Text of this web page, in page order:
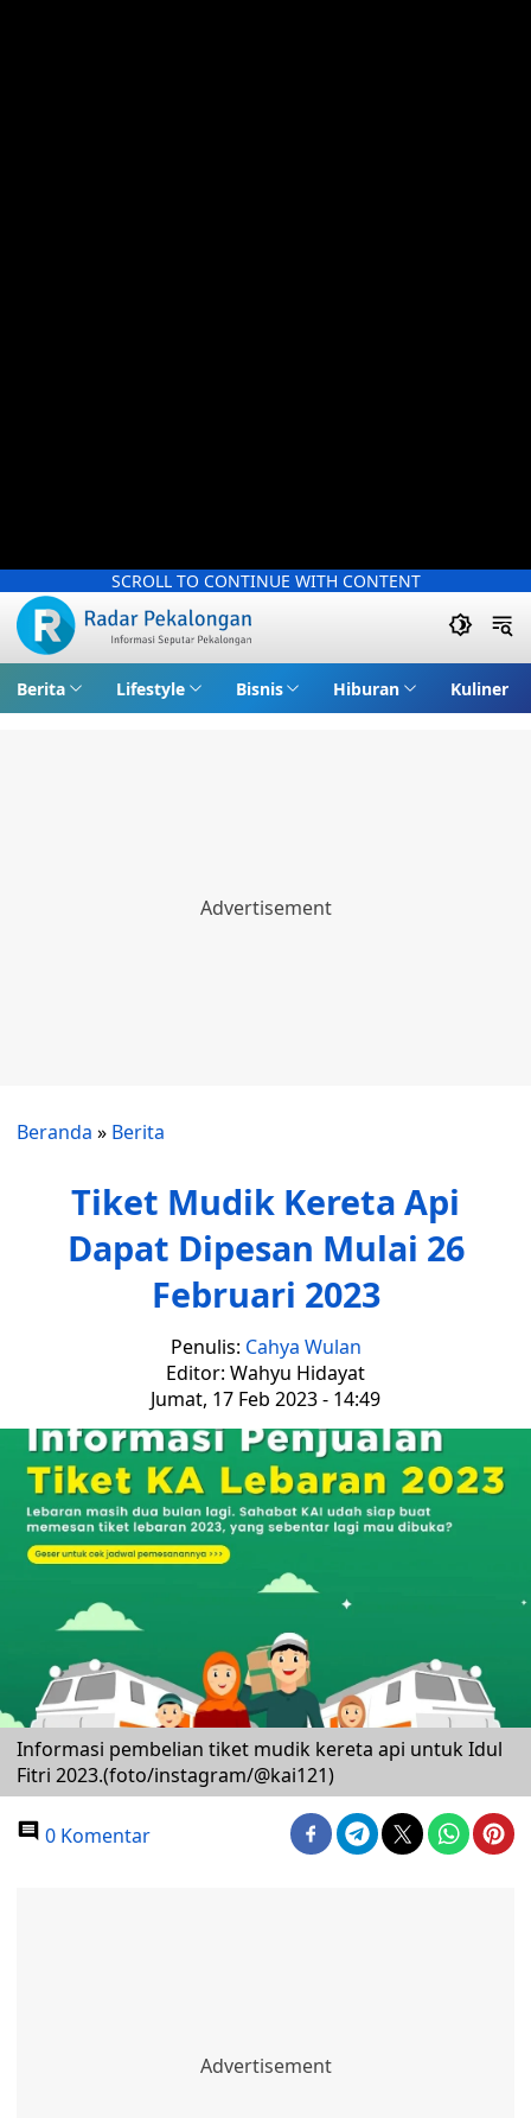
SCROLL TO CONTINUE WITH CONTENT
Berita Lifestyle Bisnis Hiburan Kuliner
Beranda » Berita
Tiket Mudik Kereta Api
Dapat Dipesan Mulai 26
Februari 2023
Penulis: Cahya Wulan
Editor: Wahyu Hidayat
Jumat, 17 Feb 2023 - 14:49
Informasi pembelian tiket mudik kereta api untuk Idul
Fitri 2023.(foto/instagram/@kai121)
0 Komentar